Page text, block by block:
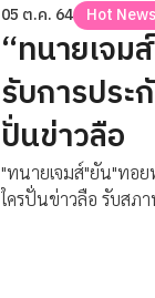
05 ต.ค. 64 Hot News
“ทนายเจม
รับการประ
ปั่นข่าวลือ
"ทนายเจมส์"ยัน"ทอย
ใครปั่นข่าวลือ รับสภ